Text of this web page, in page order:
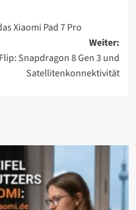
Xiaomi Pad 7 Pro
Weiter:
Snapdragon 8 Gen 3 und
Satellitenkonnektivität